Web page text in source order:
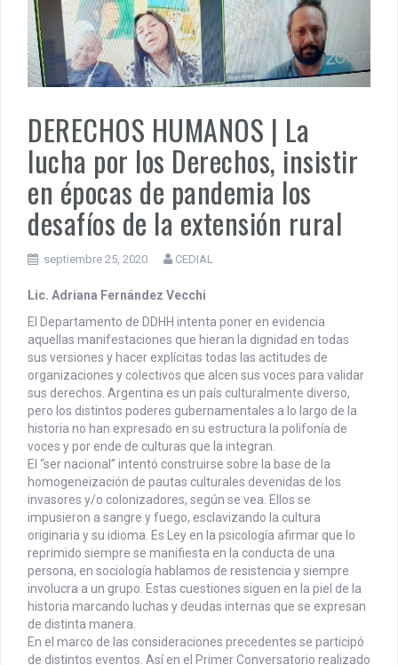
PENSAR UNA SEÑAL | Se echan los dados éticos de la
sustentibilidad. | 6 DE AGOSTO: SOBERANIA TERRITORIAL,
ECONOMICA Y POLITICA
Milei contra la República Federativa del Brasil.
DERECHOS HUMANOS | La
lucha por los Derechos, insistir
en épocas de pandemia los
desafíos de la extensión rural
septiembre 25, 2020 CEDIAL
Lic. Adriana Fernández Vecchi
El Departamento de DDHH intenta poner en evidencia
aquellas manifestaciones que hieran la dignidad en todas
sus versiones y hacer explícitas todas las actitudes de
organizaciones y colectivos que alcen sus voces para validar
sus derechos. Argentina es un país culturalmente diverso,
pero los distintos poderes gubernamentales a lo largo de la
historia no han expresado en su estructura la polifonía de
voces y por ende de culturas que la integran.
El “ser nacional” intentó construirse sobre la base de la
homogeneización de pautas culturales devenidas de los
invasores y/o colonizadores, según se vea. Ellos se
impusieron a sangre y fuego, esclavizando la cultura
originaria y su idioma. Es Ley en la psicología afirmar que lo
reprimido siempre se manifiesta en la conducta de una
persona, en sociología hablamos de resistencia y siempre
involucra a un grupo. Estas cuestiones siguen en la piel de la
historia marcando luchas y deudas internas que se expresan
de distinta manera.
En el marco de las consideraciones precedentes se participó
de distintos eventos. Así en el Primer Conversatorio realizado